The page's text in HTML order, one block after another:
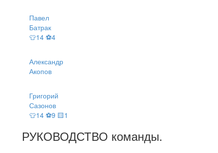
Павел
Батрак
👕14 ⚽4
Александр
Акопов
Григорий
Сазонов
👕14 ⚽9 🟨1
РУКОВОДСТВО команды.